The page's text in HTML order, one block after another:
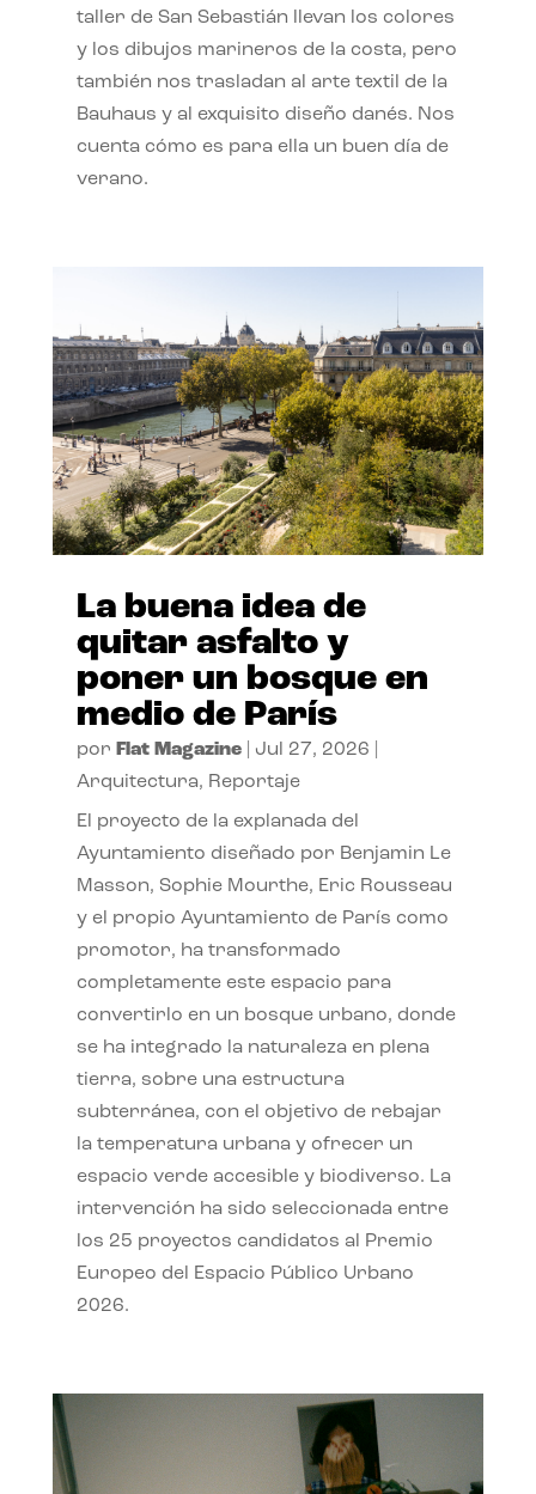
taller de San Sebastián llevan los colores
y los dibujos marineros de la costa, pero
también nos trasladan al arte textil de la
Bauhaus y al exquisito diseño danés. Nos
cuenta cómo es para ella un buen día de
verano.
La buena idea de
quitar asfalto y
poner un bosque en
medio de París
por Flat Magazine| Jul 27, 2026
Arquitectura, Reportaje
El proyecto de la explanada del
Ayuntamiento diseñado por Benjamin Le
Masson, Sophie Mourthe, Eric Rousseau
y el propio Ayuntamiento de París como
promotor, ha transformado
completamente este espacio para
convertirlo en un bosque urbano, donde
se ha integrado la naturaleza en plena
tierra, sobre una estructura
subterránea, con el objetivo de rebajar
la temperatura urbana y ofrecer un
espacio verde accesible y biodiverso. La
intervención ha sido seleccionada entre
los 25 proyectos candidatos al Premio
Europeo del Espacio Público Urbano
2026.